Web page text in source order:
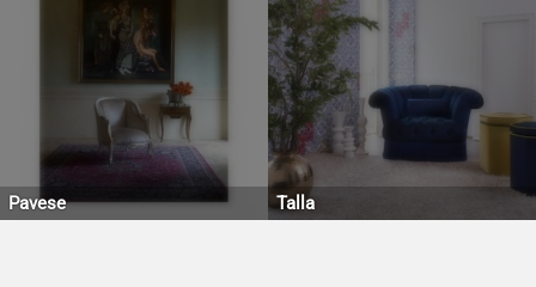
Pavese Talla